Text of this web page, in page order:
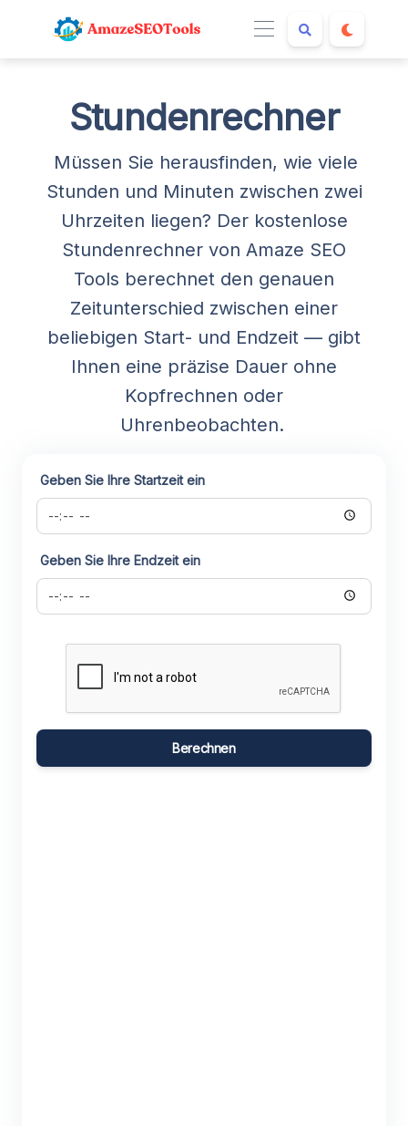
Stundenrechner
Müssen Sie herausfinden, wie viele
Stunden und Minuten zwischen zwei
Uhrzeiten liegen? Der kostenlose
Stundenrechner von Amaze SEO
Tools berechnet den genauen
Zeitunterschied zwischen einer
beliebigen Start- und Endzeit — gibt
Ihnen eine präzise Dauer ohne
Kopfrechnen oder
Uhrenbeobachten.
Geben Sie Ihre Startzeit ein
Geben Sie Ihre Endzeit ein
Berechnen